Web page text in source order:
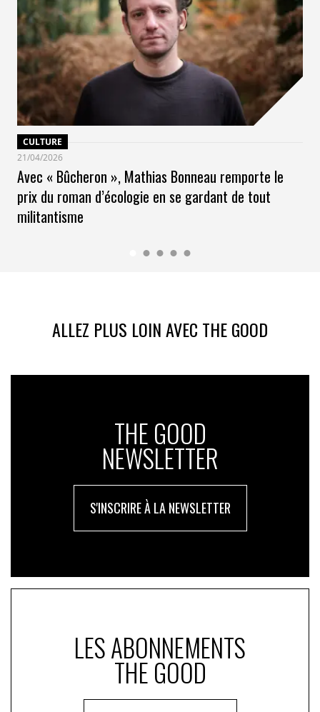
CULTURE
21/04/2026
Avec « Bûcheron », Mathias Bonneau remporte le
prix du roman d’écologie en se gardant de tout
militantisme
ALLEZ PLUS LOIN AVEC THE GOOD
THE GOOD
NEWSLETTER
S'INSCRIRE À LA NEWSLETTER
LES ABONNEMENTS
THE GOOD